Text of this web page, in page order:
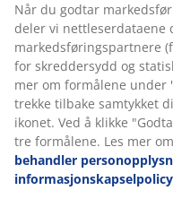
Når du godtar
deler vi nettleserdataene
markedsføringspartnere
for skreddersydd og
mer om formålene under
trekke tilbake samtykket
ikonet. Ved å klikke
tre formålene. Les mer
behandler
informasjonskapselpolicy